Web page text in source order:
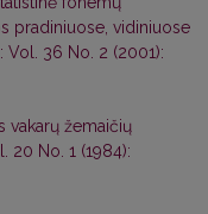
pradiniuose, vidiniuose
Vol. 36 No. 2 (2001):
vakarų žemaičių
20 No. 1 (1984):